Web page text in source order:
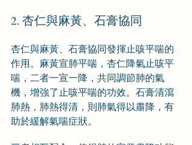
2. 杏仁與麻黃、石膏協同
杏仁與麻黃、石膏協同發揮止咳平喘的
作用。麻黃宣肺平喘，杏仁降氣止咳平
喘，二者一宣一降，共同調節肺的氣
機，增強了止咳平喘的功效。石膏清瀉
肺熱，肺熱得清，則肺氣得以肅降，有
助於緩解氣喘症狀。